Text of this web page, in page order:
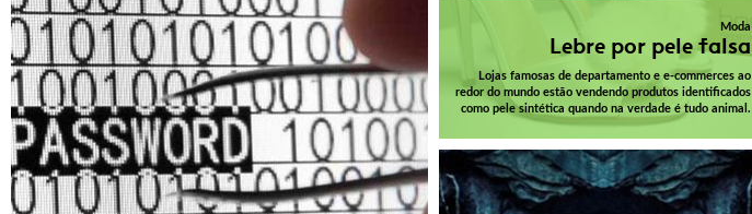
Moda
Lebre por pele falsa
Lojas famosas de departamento e e-commerces ao
redor do mundo estão vendendo produtos identificados
como pele sintética quando na verdade é tudo animal.